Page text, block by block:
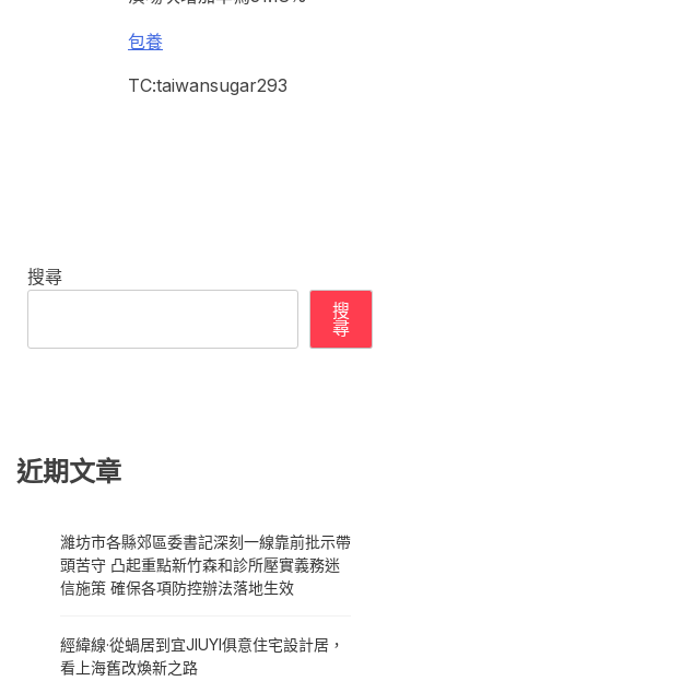
包養
TC:taiwansugar293
搜尋
搜
尋
近期文章
濰坊市各縣郊區委書記深刻一線靠前批示帶
頭苦守 凸起重點新竹森和診所壓實義務迷
信施策 確保各項防控辦法落地生效
經緯線·從蝸居到宜JIUYI俱意住宅設計居，
看上海舊改煥新之路